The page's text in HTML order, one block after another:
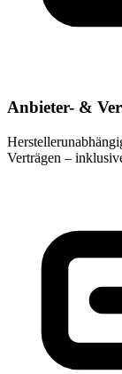
Anbieter- &
Verträgen –